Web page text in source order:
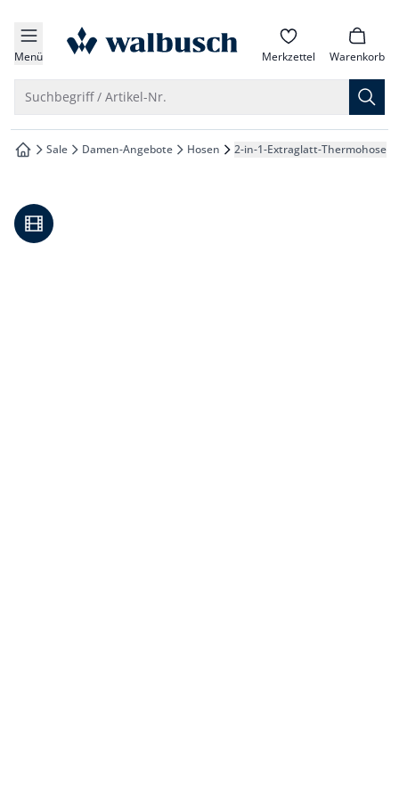
springen
springen
springen
springen
Menü zur Startseite Merkzettel Warenkorb
Suchbegriff / Artikel-Nr.
zur Startseite
Sale Damen-Angebote Hosen 2-in-1-Extraglatt-Thermohose
Video